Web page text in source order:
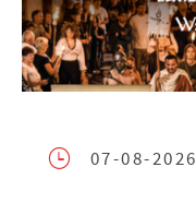
07-08-2026